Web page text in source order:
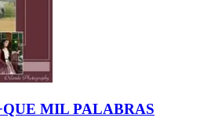
MIL PALABRAS